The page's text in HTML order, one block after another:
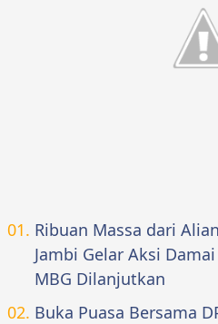
Ribuan Massa dari
Jambi Gelar Aksi
MBG Dilanjutkan
Buka Puasa Bersama